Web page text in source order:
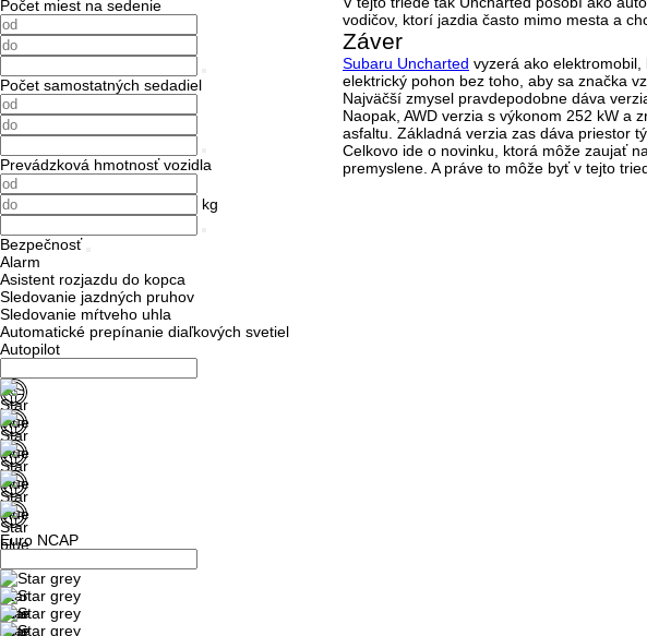
Počet miest na sedenie
Počet samostatných sedadiel
Prevádzková hmotnosť vozidla
kg
Bezpečnosť
Alarm
Asistent rozjazdu do kopca
Sledovanie jazdných pruhov
Sledovanie mŕtveho uhla
Automatické prepínanie diaľkových svetiel
Autopilot
Euro NCAP
vodičov, ktorí jazdia často mimo mesta a
Záver
Subaru Uncharted vyzerá ako
elektrický pohon bez toho, aby sa značka
Najväčší zmysel pravdepodobne dáva
Naopak, AWD verzia s výkonom 252 kW a
asfaltu. Základná verzia zas dáva priestor
Celkovo ide o novinku, ktorá môže zaujať
premyslene. A práve to môže byť v tejto